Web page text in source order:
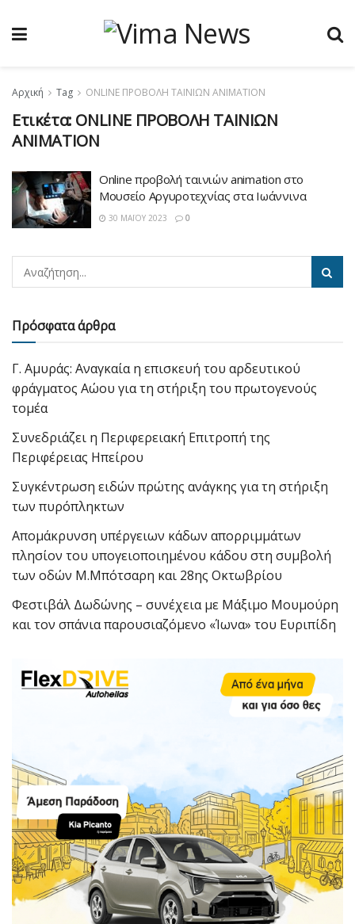
Αρχική Tag ONLINE ΠΡΟΒΟΛΗ ΤΑΙΝΙΩΝ ANIMATION
Ετικέτα: ONLINE ΠΡΟΒΟΛΗ ΤΑΙΝΙΩΝ
ANIMATION
Online προβολή ταινιών animation στο
Μουσείο Αργυροτεχνίας στα Ιωάννινα
30 ΜΑΪ́ΟΥ 2023 0
Πρόσφατα άρθρα
Γ. Αμυράς: Αναγκαία η επισκευή του αρδευτικού
φράγματος Αώου για τη στήριξη του πρωτογενούς
τομέα
Συνεδριάζει η Περιφερειακή Επιτροπή της
Περιφέρειας Ηπείρου
Συγκέντρωση ειδών πρώτης ανάγκης για τη στήριξη
των πυρόπληκτων
Απομάκρυνση υπέργειων κάδων απορριμμάτων
πλησίον του υπογειοποιημένου κάδου στη συμβολή
των οδών Μ.Μπότσαρη και 28ης Οκτωβρίου
Φεστιβάλ Δωδώνης – συνέχεια με Μάξιμο Μουμούρη
και τον σπάνια παρουσιαζόμενο «Ίωνα» του Ευριπίδη